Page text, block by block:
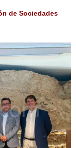
de Sociedades